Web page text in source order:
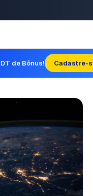
de Bônus! Cadastre-